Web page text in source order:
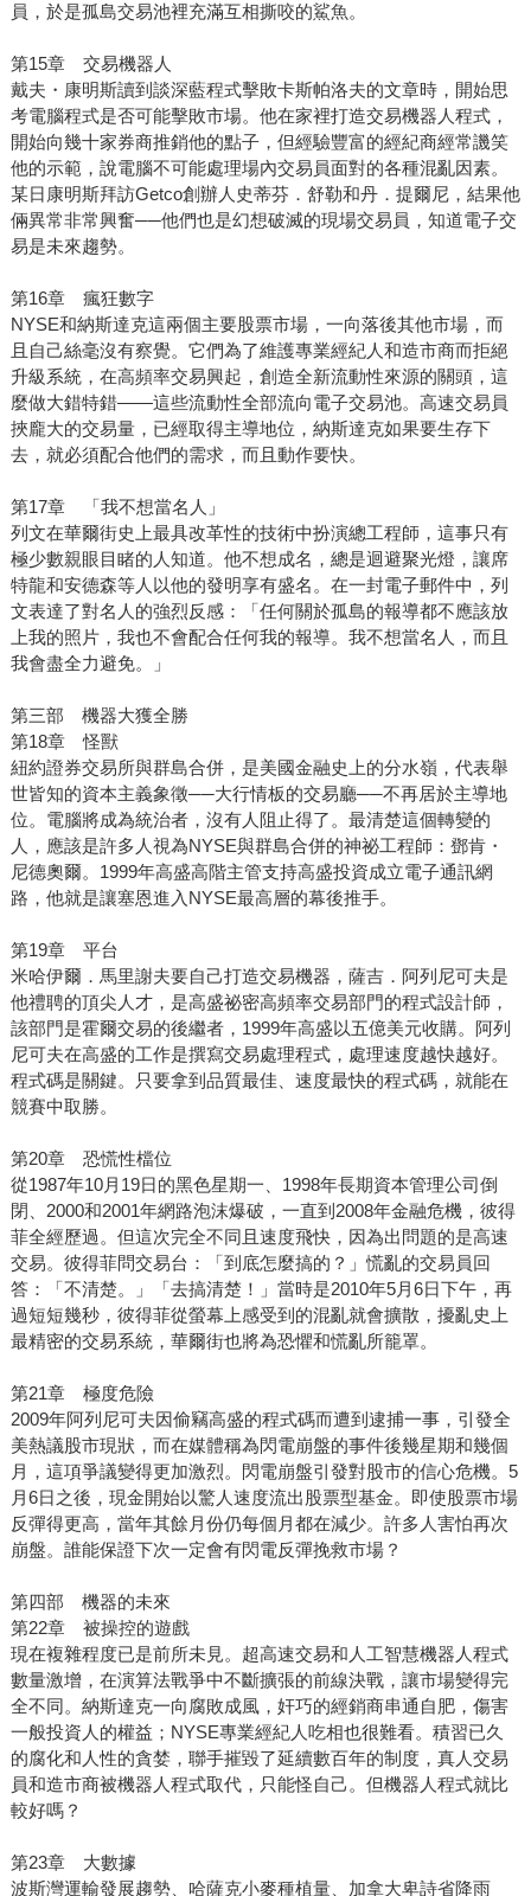
員，於是孤島交易池裡充滿互相撕咬的鯊魚。
第15章 交易機器人
戴夫・康明斯讀到談深藍程式擊敗卡斯帕洛夫的文章時，開始思
考電腦程式是否可能擊敗市場。他在家裡打造交易機器人程式，
開始向幾十家券商推銷他的點子，但經驗豐富的經紀商經常譏笑
他的示範，說電腦不可能處理場內交易員面對的各種混亂因素。
某日康明斯拜訪Getco創辦人史蒂芬．舒勒和丹．提爾尼，結果他
倆異常非常興奮──他們也是幻想破滅的現場交易員，知道電子交
易是未來趨勢。
第16章 瘋狂數字
NYSE和納斯達克這兩個主要股票市場，一向落後其他市場，而
且自己絲毫沒有察覺。它們為了維護專業經紀人和造市商而拒絕
升級系統，在高頻率交易興起，創造全新流動性來源的關頭，這
麼做大錯特錯——這些流動性全部流向電子交易池。高速交易員
挾龐大的交易量，已經取得主導地位，納斯達克如果要生存下
去，就必須配合他們的需求，而且動作要快。
第17章 「我不想當名人」
列文在華爾街史上最具改革性的技術中扮演總工程師，這事只有
極少數親眼目睹的人知道。他不想成名，總是迴避聚光燈，讓席
特龍和安德森等人以他的發明享有盛名。在一封電子郵件中，列
文表達了對名人的強烈反感：「任何關於孤島的報導都不應該放
上我的照片，我也不會配合任何我的報導。我不想當名人，而且
我會盡全力避免。」
第三部 機器大獲全勝
第18章 怪獸
紐約證券交易所與群島合併，是美國金融史上的分水嶺，代表舉
世皆知的資本主義象徵──大行情板的交易廳──不再居於主導地
位。電腦將成為統治者，沒有人阻止得了。最清楚這個轉變的
人，應該是許多人視為NYSE與群島合併的神祕工程師：鄧肯・
尼德奧爾。1999年高盛高階主管支持高盛投資成立電子通訊網
路，他就是讓塞恩進入NYSE最高層的幕後推手。
第19章 平台
米哈伊爾．馬里謝夫要自己打造交易機器，薩吉．阿列尼可夫是
他禮聘的頂尖人才，是高盛祕密高頻率交易部門的程式設計師，
該部門是霍爾交易的後繼者，1999年高盛以五億美元收購。阿列
尼可夫在高盛的工作是撰寫交易處理程式，處理速度越快越好。
程式碼是關鍵。只要拿到品質最佳、速度最快的程式碼，就能在
競賽中取勝。
第20章 恐慌性檔位
從1987年10月19日的黑色星期一、1998年長期資本管理公司倒
閉、2000和2001年網路泡沫爆破，一直到2008年金融危機，彼得
菲全經歷過。但這次完全不同且速度飛快，因為出問題的是高速
交易。彼得菲問交易台：「到底怎麼搞的？」慌亂的交易員回
答：「不清楚。」「去搞清楚！」當時是2010年5月6日下午，再
過短短幾秒，彼得菲從螢幕上感受到的混亂就會擴散，擾亂史上
最精密的交易系統，華爾街也將為恐懼和慌亂所籠罩。
第21章 極度危險
2009年阿列尼可夫因偷竊高盛的程式碼而遭到逮捕一事，引發全
美熱議股市現狀，而在媒體稱為閃電崩盤的事件後幾星期和幾個
月，這項爭議變得更加激烈。閃電崩盤引發對股市的信心危機。5
月6日之後，現金開始以驚人速度流出股票型基金。即使股票市場
反彈得更高，當年其餘月份仍每個月都在減少。許多人害怕再次
崩盤。誰能保證下次一定會有閃電反彈挽救市場？
第四部 機器的未來
第22章 被操控的遊戲
現在複雜程度已是前所未見。超高速交易和人工智慧機器人程式
數量激增，在演算法戰爭中不斷擴張的前線決戰，讓市場變得完
全不同。納斯達克一向腐敗成風，奸巧的經銷商串通自肥，傷害
一般投資人的權益；NYSE專業經紀人吃相也很難看。積習已久
的腐化和人性的貪婪，聯手摧毀了延續數百年的制度，真人交易
員和造市商被機器人程式取代，只能怪自己。但機器人程式就比
較好嗎？
第23章 大數據
波斯灣運輸發展趨勢、哈薩克小麥種植量、加拿大卑詩省降雨